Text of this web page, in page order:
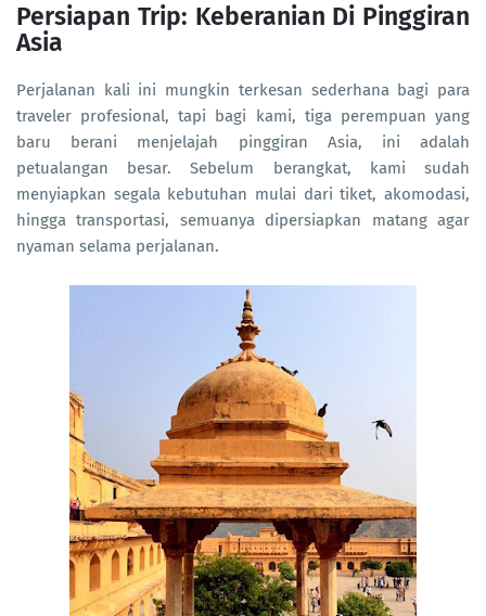
Persiapan Trip: Keberanian Di Pinggiran
Asia
Perjalanan kali ini mungkin terkesan sederhana bagi para
traveler profesional, tapi bagi kami, tiga perempuan yang
baru berani menjelajah pinggiran Asia, ini adalah
petualangan besar. Sebelum berangkat, kami sudah
menyiapkan segala kebutuhan mulai dari tiket, akomodasi,
hingga transportasi, semuanya dipersiapkan matang agar
nyaman selama perjalanan.